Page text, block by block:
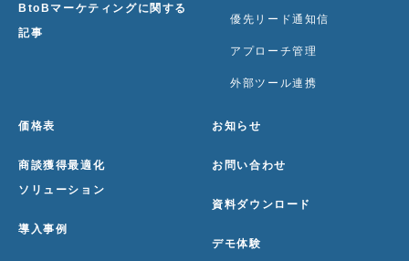
BtoBマーケティングに関する
記事
優先リード通知信
アプローチ管理
外部ツール連携
価格表
商談獲得最適化
ソリューション
導入事例
お知らせ
お問い合わせ
資料ダウンロード
デモ体験